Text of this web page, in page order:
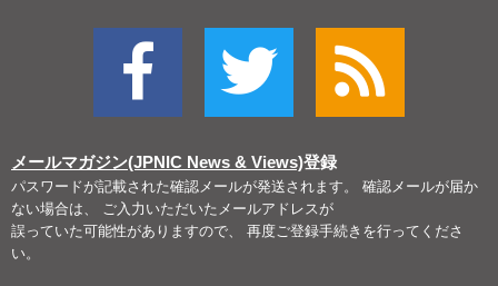
メールマガジン(JPNIC News & Views)登録
パスワードが記載された確認メールが発送されます。 確認メールが届か
ない場合は、 ご入力いただいたメールアドレスが
誤っていた可能性がありますので、 再度ご登録手続きを行ってくださ
い。